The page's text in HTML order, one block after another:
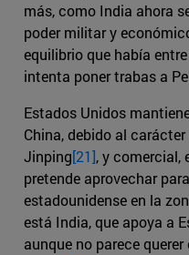
más, como India ahora
poder militar y
equilibrio que había
intenta poner trabas a
Estados Unidos
China, debido al
Jinping[21], y comercial,
pretende aprovechar
estadounidense en la
está India, que apoya a
aunque no parece